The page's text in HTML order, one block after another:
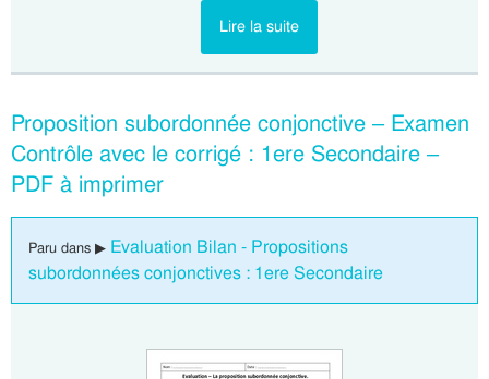
Lire la suite
Proposition subordonnée conjonctive – Examen
Contrôle avec le corrigé : 1ere Secondaire –
PDF à imprimer
Paru dans ▶ Evaluation Bilan - Propositions
subordonnées conjonctives : 1ere Secondaire